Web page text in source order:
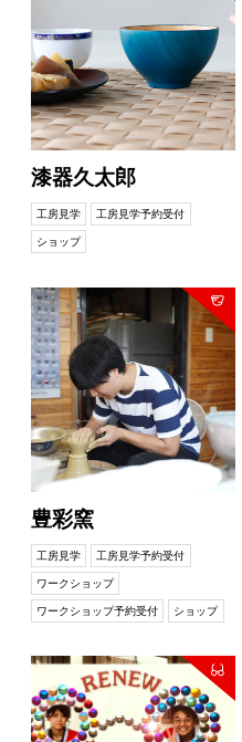
漆器久太郎
工房見学 工房見学予約受付
ショップ
豊彩窯
工房見学 工房見学予約受付
ワークショップ
ワークショップ予約受付 ショップ